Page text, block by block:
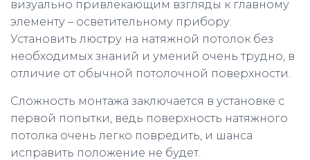
визуально привлекающим взгляды к главному
элементу – осветительному прибору.
Установить люстру на натяжной потолок без
необходимых знаний и умений очень трудно, в
отличие от обычной потолочной поверхности.
Сложность монтажа заключается в установке с
первой попытки, ведь поверхность натяжного
потолка очень легко повредить, и шанса
исправить положение не будет.